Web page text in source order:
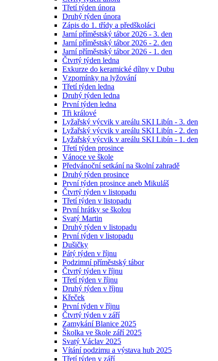
Třetí týden února
Druhý týden února
Zápis do 1. třídy a předškoláci
Jarní příměstský tábor 2026 - 3. den
Jarní příměstský tábor 2026 - 2. den
Jarní příměstský tábor 2026 - 1. den
Čtvrtý týden ledna
Exkurze do keramické dílny v Dubu
Vzpomínky na lyžování
Třetí týden ledna
Druhý týden ledna
První týden ledna
Tři králové
Lyžařský výcvik v areálu SKI Libín - 3. den
Lyžařský výcvik v areálu SKI Libín - 2. den
Lyžařský výcvik v areálu SKI Libín - 1. den
Třetí týden prosince
Vánoce ve škole
Předvánoční setkání na školní zahradě
Druhý týden prosince
První týden prosince aneb Mikuláš
Čtvrtý týden v listopadu
Třetí týden v listopadu
První hrátky se školou
Svatý Martin
Druhý týden v listopadu
První týden v listopadu
Dušičky
Pátý týden v říjnu
Podzimní příměstský tábor
Čtvrtý týden v říjnu
Třetí týden v říjnu
Druhý týden v říjnu
Křeček
První týden v říjnu
Čtvrtý týden v září
Zamykání Blanice 2025
Školka ve škole září 2025
Svatý Václav 2025
Vítání podzimu a výstava hub 2025
Třetí týden v září